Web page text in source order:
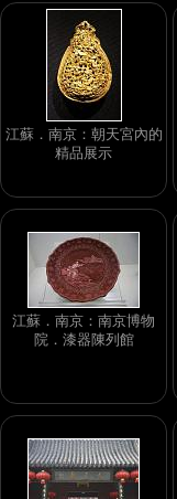
江蘇．南京：朝天宮內的
精品展示
江蘇．南京：南京博物
院．漆器陳列館